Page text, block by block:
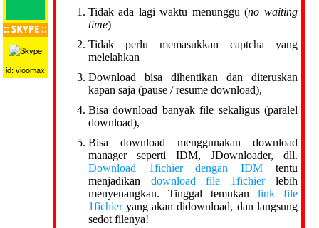
:: SKYPE ::
id: vioomax
Tidak ada lagi waktu menunggu (no waiting
time)
Tidak perlu memasukkan captcha yang
melelahkan
Download bisa dihentikan dan diteruskan
kapan saja (pause / resume download),
Bisa download banyak file sekaligus (paralel
download),
Bisa download menggunakan download
manager seperti IDM, JDownloader, dll.
Download 1fichier dengan IDM tentu
menjadikan download file 1fichierlebih
menyenangkan. Tinggal temukan link file
1fichieryang akan didownload, dan langsung
sedot filenya!